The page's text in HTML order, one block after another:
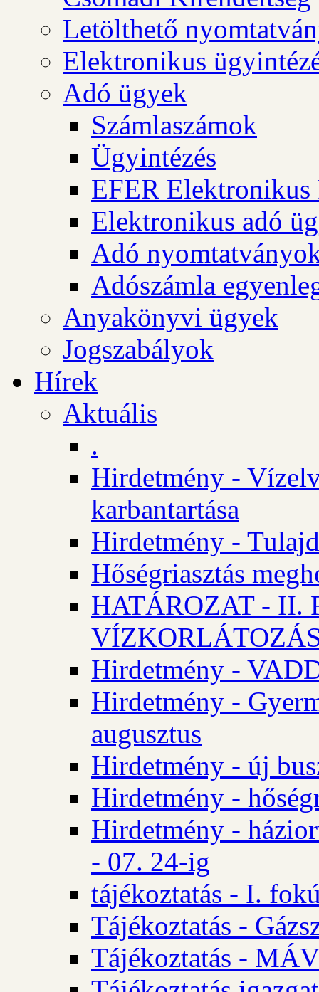
Letölthető
Elektronikus
Adó ügyek
Számlaszámok
Ügyintézés
EFER Elektronikus
Elektronikus adó
Adó
Adószámla
Anyakönyvi ügyek
Jogszabályok
Hírek
Aktuális
.
Hirdetmény -
karbantartása
Hirdetmény -
Hőségriasztás
HATÁROZAT - II.
Hirdetmény -
Hirdetmény -
augusztus
Hirdetmény - új
Hirdetmény -
Hirdetmény -
- 07. 24-ig
tájékoztatás - I.
Tájékoztatás -
Tájékoztatás -